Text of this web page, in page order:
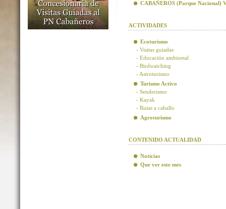
CABAÑEROS (Parque Nacional)
ACTIVIDADES
Ecoturismo
- Visitas guiadas
- Educación ambiental
- Birdwatching
- Astroturismo
Turismo Activo
- Senderismo
- Kayak
- Rutas a caballo
Agroturismo
CONTENIDO ACTUALIDAD
Noticias
Que ver este mes